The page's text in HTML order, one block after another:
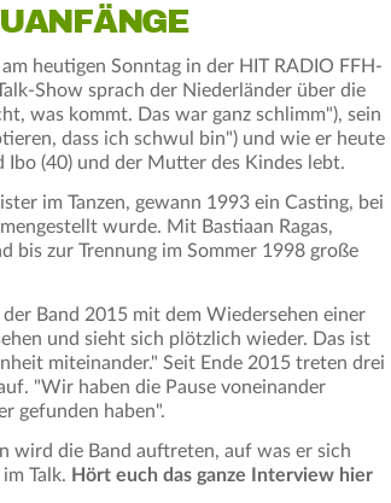
heutigen Sonntag in der HIT RADIO FFH-
Show sprach der Niederländer über die
was kommt. Das war ganz schlimm"), sein
dass ich schwul bin") und wie er heute
Ibo (40) und der Mutter des Kindes lebt.
im Tanzen, gewann 1993 ein Casting, bei
wurde. Mit Bastiaan Ragas,
bis zur Trennung im Sommer 1998 große
Band 2015 mit dem Wiedersehen einer
und sieht sich plötzlich wieder. Das ist
miteinander." Seit Ende 2015 treten drei
"Wir haben die Pause voneinander
gefunden haben".
wird die Band auftreten, auf was er sich
Talk. Hört euch das ganze Interview hier